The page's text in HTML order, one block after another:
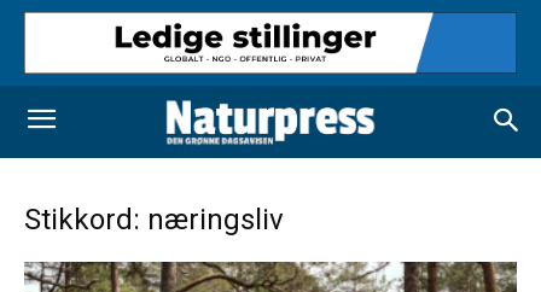
Stikkord: næringsliv